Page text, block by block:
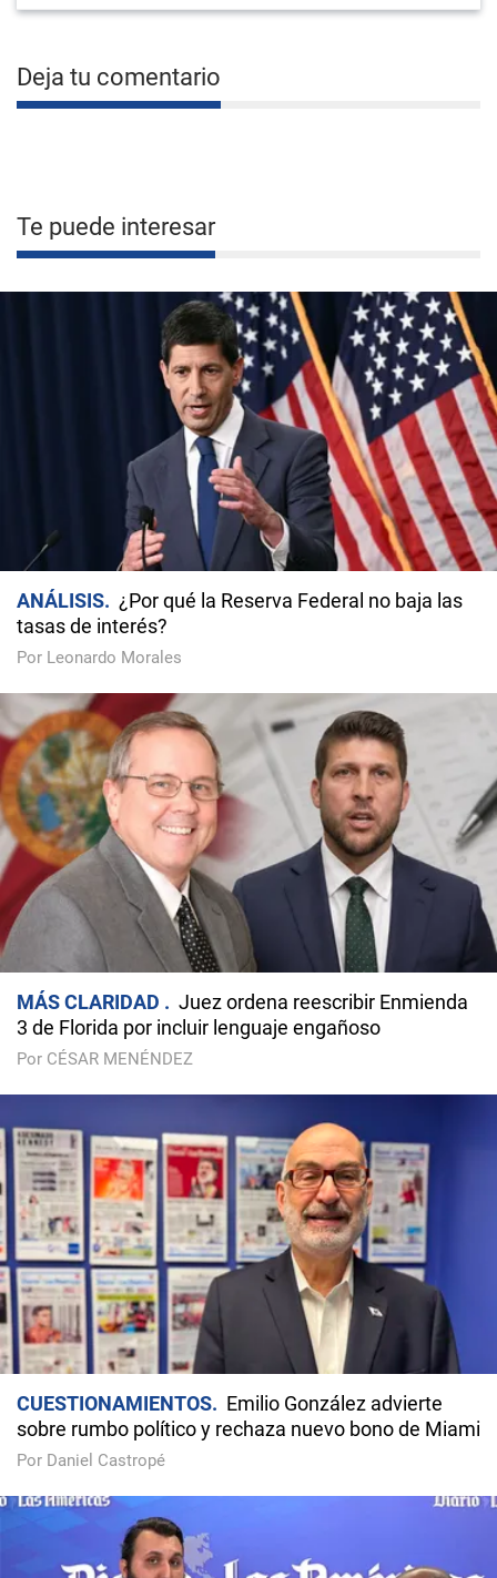
Deja tu comentario
Te puede interesar
ANÁLISIS
¿Por qué la Reserva Federal no baja las
tasas de interés?
Por Leonardo Morales
MÁS CLARIDAD
Juez ordena reescribir Enmienda
3 de Florida por incluir lenguaje engañoso
Por CÉSAR MENÉNDEZ
CUESTIONAMIENTOS
Emilio González advierte
sobre rumbo político y rechaza nuevo bono de Miami
Por Daniel Castropé